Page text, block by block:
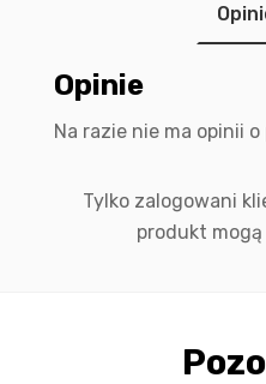
Opinie
Na razie nie ma opinii
Tylko zalogowani
produkt